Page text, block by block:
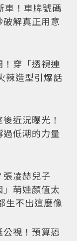
車！車牌號碼
解真正用意
穿「透視連
辣造型引爆話
近況曝光！
低潮的力量
張凌赫兒子
」萌娃顏值太
生不出這麼像
視！預算恐